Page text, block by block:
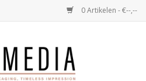
0 Artikelen - €--,--